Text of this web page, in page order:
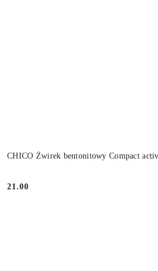
CHICO Żwirek bentonitowy Compact
Cena:
21.00